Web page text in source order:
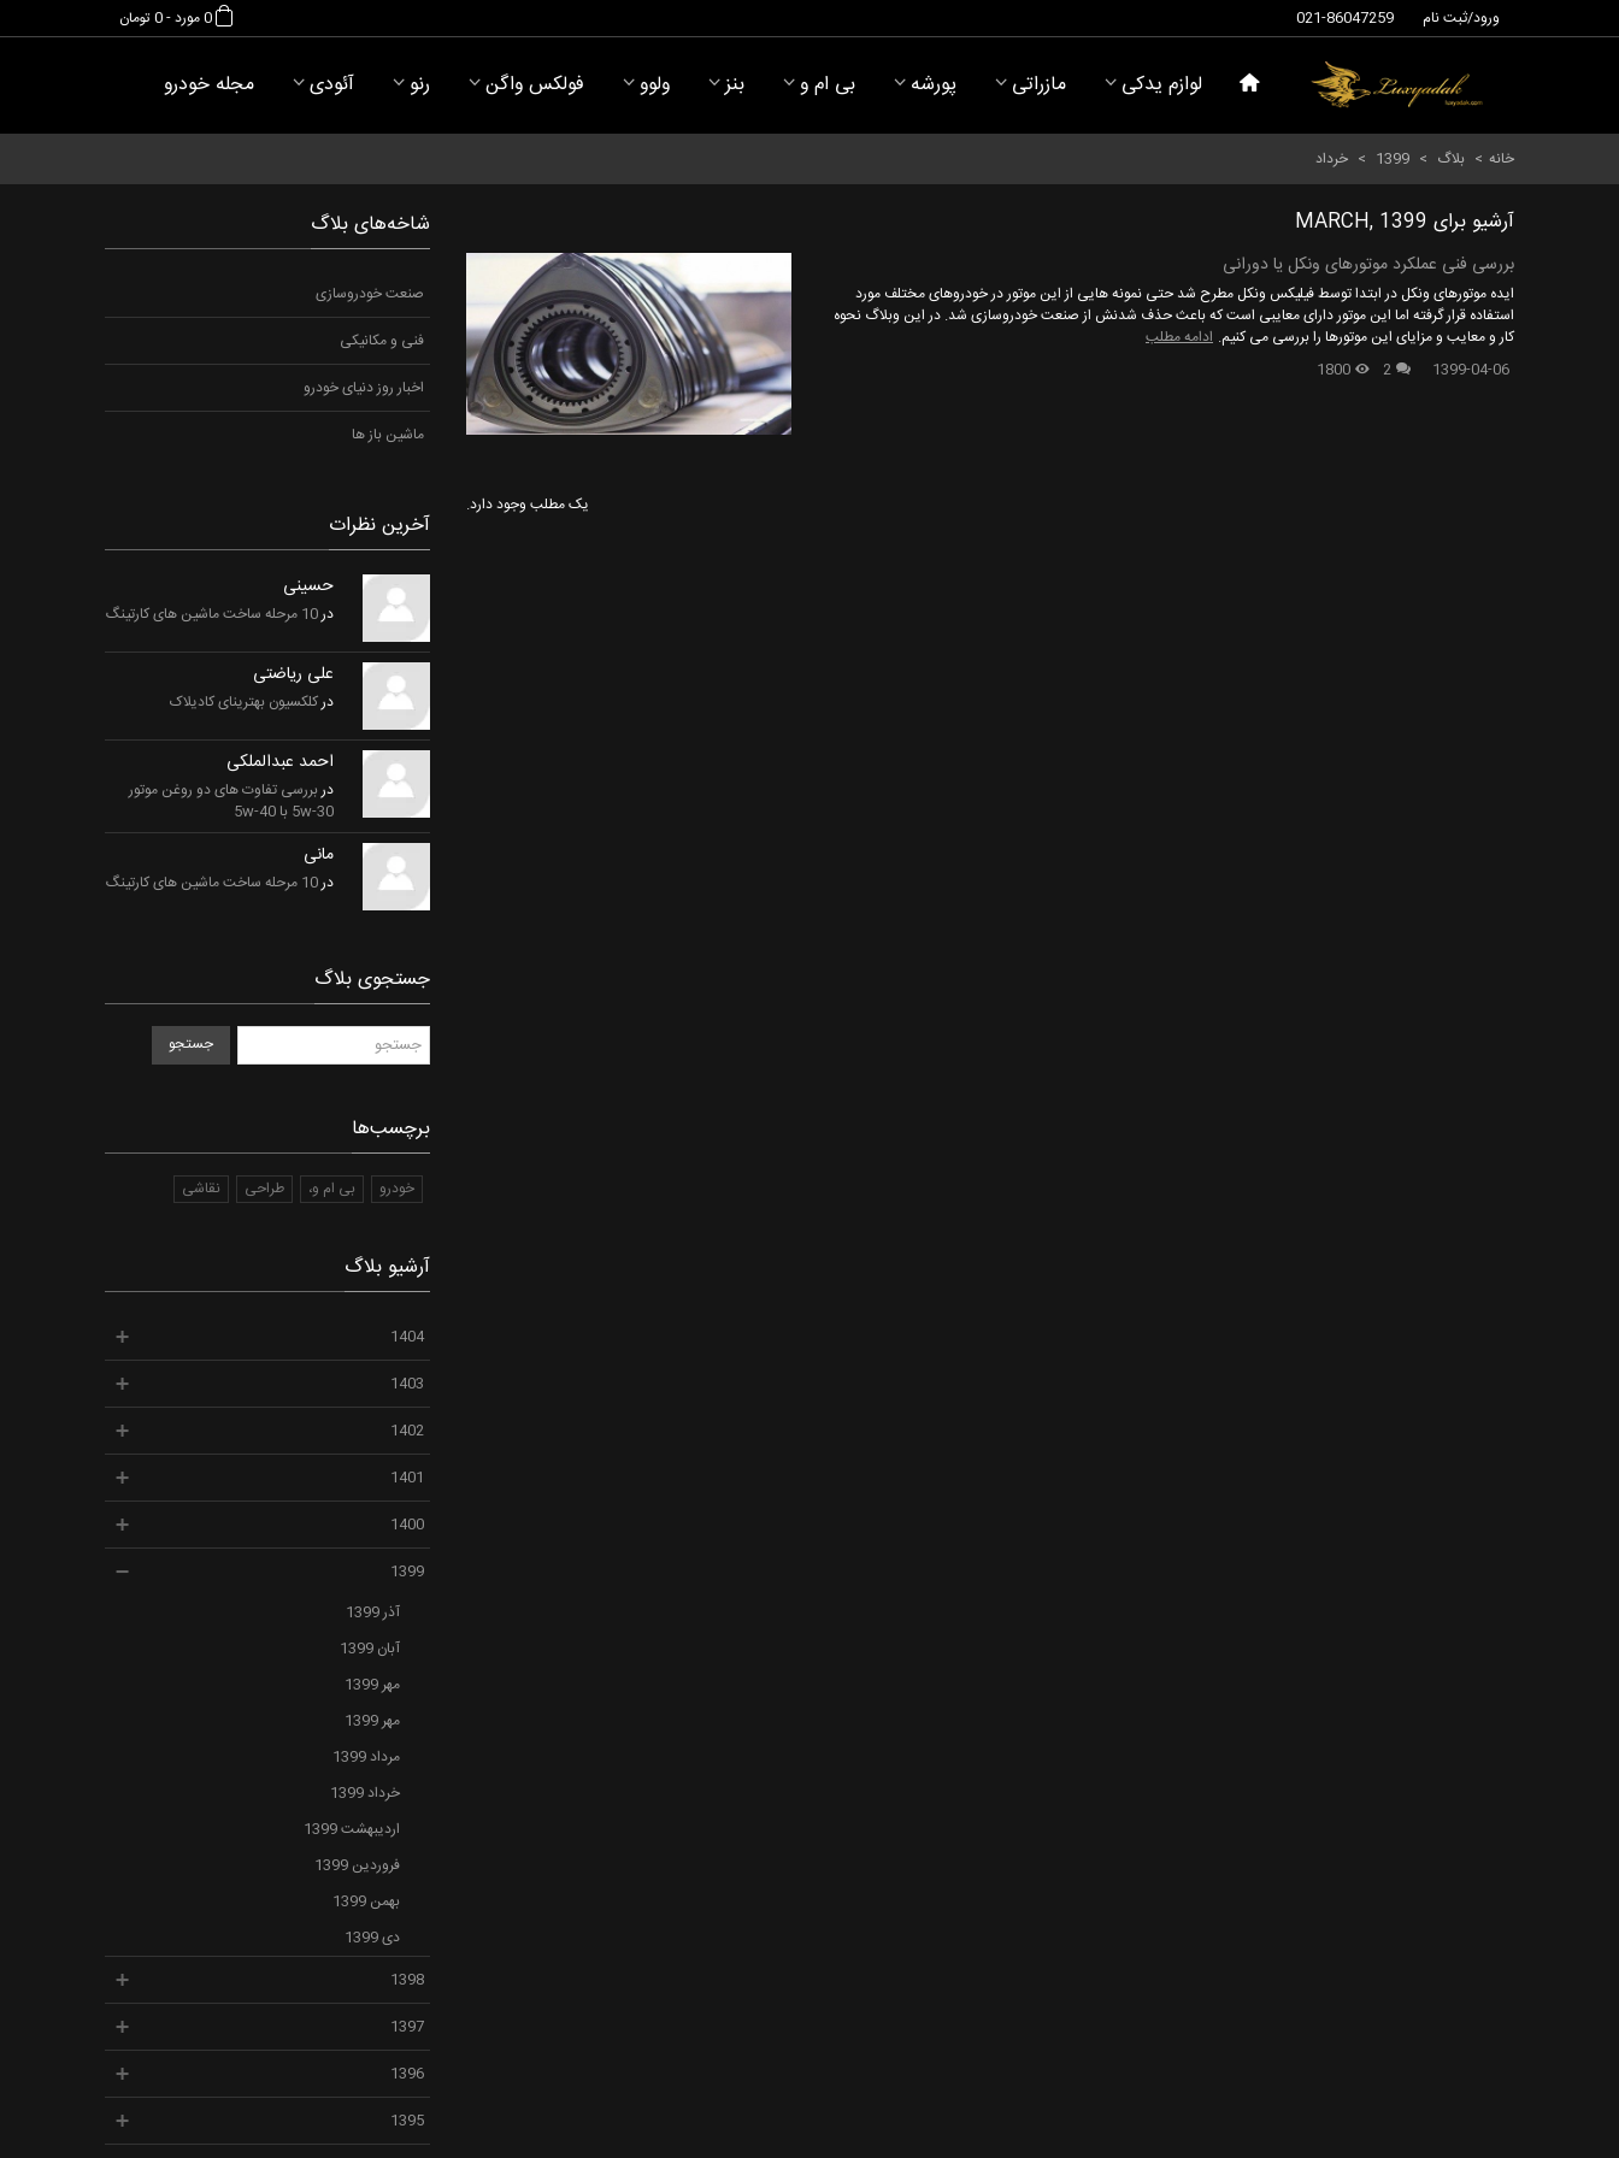
021-86047259 ورود/ثبت نام 0مورد-0 تومان
لوازم یدکی مازراتی پورشه بی ام و بنز ولوو فولکس واگن رنو آئودی مجله خودرو
خانه > بلاگ >
1399
> خرداد
آرشیو برای MARCH, 1399
بررسی فنی عملکرد موتورهای ونکل یا دورانی
ایده موتورهای ونکل در ابتدا توسط فیلیکس ونکل مطرح شد حتی نمونه هایی از این موتور در خودروهای مختلف مورد
استفاده قرار گرفته اما این موتور دارای معایبی است که باعث حذف شدنش از صنعت خودروسازی شد. در این وبلاگ نحوه
کار و معایب و مزایای این موتورها را بررسی می کنیم. ادامه مطلب
1399-04-06
2
1800
یک مطلب وجود دارد.
شاخه‌های بلاگ
صنعت خودروسازی
فنی و مکانیکی
اخبار روز دنیای خودرو
ماشین باز ها
آخرین نظرات
حسینی
در10 مرحله ساخت ماشین های کارتینگ
علی ریاضتی
درکلکسیون بهترینای کادیلاک
احمد عبدالملکی
دربررسی تفاوت های دو روغن موتور
5w-30 با 5w-40
مانی
در10 مرحله ساخت ماشین های کارتینگ
جستجوی بلاگ
جستجو
برچسب‌ها
خودرو بی ام و، طراحی نقاشی
آرشیو بلاگ
1404
1403
1402
1401
1400
1399
آذر 1399
آبان 1399
مهر 1399
مهر 1399
مرداد 1399
خرداد 1399
اردیبهشت 1399
فروردین 1399
بهمن 1399
دی 1399
1398
1397
1396
1395